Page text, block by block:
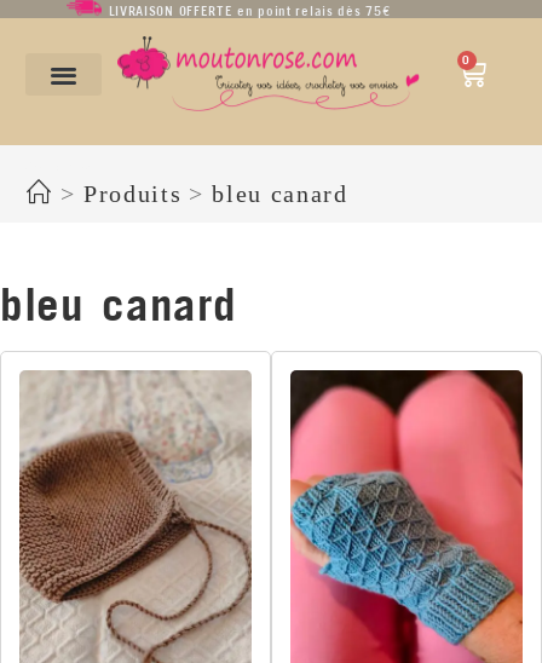
LIVRAISON OFFERTE en point relais dès 75€
0
> Produits > bleu canard
bleu canard